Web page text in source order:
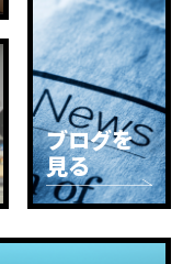
ブログを
見る